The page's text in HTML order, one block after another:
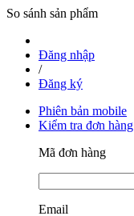
So sánh sản phẩm
Đăng nhập
/
Đăng ký
Phiên bản mobile
Kiểm tra đơn hàng
Mã đơn hàng
Email